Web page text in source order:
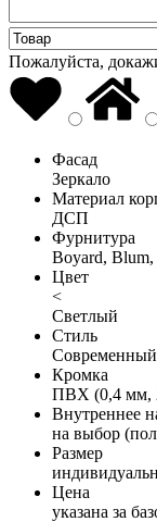
Пожалуйста,
Фасад
Зеркало
Материал
ДСП
Фурнитура
Boyard, Blum,
Цвет
<
Светлый
Стиль
Современный
Кромка
ПВХ (0,4 мм,
Внутреннее
на выбор
Размер
Цена
указана за